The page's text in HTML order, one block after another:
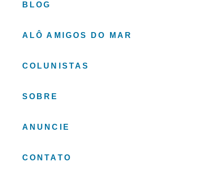
BLOG
ALÔ AMIGOS DO MAR
COLUNISTAS
SOBRE
ANUNCIE
CONTATO